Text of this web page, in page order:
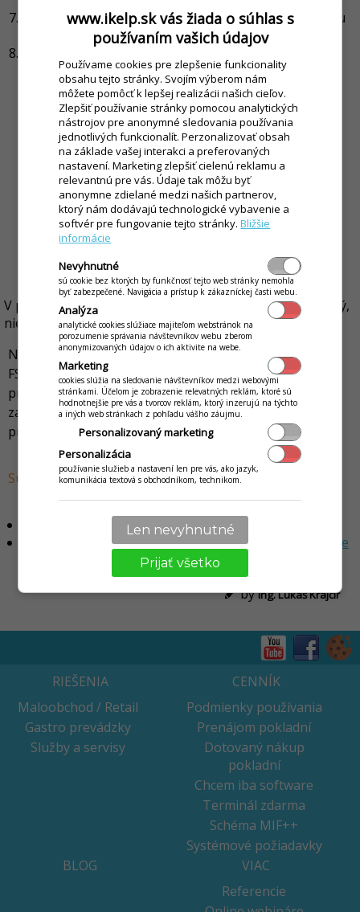
Vyberte zariadenie na ktoré ...vyberte výrobcu
daného zariadenia pre ktoré sa údaje nastavujú.
Po vyplnení údajov kliknite na tlačidloVYKONAJ
V prípade, že niektorý z povinných údajov nie je vyplnený,
nie je možné uvedené údaje uložiť.
Niektoré zariadenia ako napr. EFox musí byť na portáli
FS registrované ako prenosná pokladnica a len v tom
prípade je možné posielať tieto údaje. V prípade, že
zariadenie je na portáli FS nahlásené na konkrétnu
prevádzku, nie je potrebné tieto údaje vyplňovať.
Súvisiace návody
Predajné miesto a prenosná pokladnica e-kasa klient
Konfigurácia fiskálnej tlačiarne FiskalPro v POS Mobile
by Ing. Lukáš Krajčír
RIEŠENIA
Maloobchod / Retail
Gastro prevádzky
Služby a servisy
CENNÍK
Podmienky používania
Prenájom pokladní
Dotovaný nákup
pokladní
Chcem iba software
Terminál zdarma
Schéma MIF++
Systémové požiadavky
BLOG
VIAC
Referencie
www.ikelp.sk vás žiada o súhlas s
používaním vašich údajov
Používame cookies pre zlepšenie funkcionality
obsahu tejto stránky. Svojím výberom nám
môžete pomôcť k lepšej realizácii našich cieľov.
Zlepšiť používanie stránky pomocou analytických
nástrojov pre anonymné sledovania používania
jednotlivých funkcionalít. Perzonalizovať obsah
na základe vašej interakci a preferovaných
nastavení. Marketing zlepšiť cielenú reklamu a
relevantnú pre vás. Údaje tak môžu byť
anonymne zdielané medzi našich partnerov,
ktorý nám dodávajú technologické vybavenie a
softvér pre fungovanie tejto stránky.Bližšie
informácie
Nevyhnutné
sú cookie bez ktorých by funkčnosť tejto web stránky nemohla
byť zabezpečené. Navigácia a prístup k zákazníckej časti webu.
Analýza
analytické cookies slúžiace majiteľom webstránok na
porozumenie správania návštevníkov webu zberom
anonymizovaných údajov o ich aktivite na webe.
Marketing
cookies slúžia na sledovanie návštevníkov medzi webovými
stránkami. Účelom je zobrazenie relevatných reklám, ktoré sú
hodnotnejšie pre vás a tvorcov reklám, ktorý inzerujú na týchto
a iných web stránkach z pohľadu vášho záujmu.
Personalizovaný marketing
Personalizácia
používanie služieb a nastavení len pre vás, ako jazyk,
komunikácia textová s obchodníkom, technikom.
Len nevyhnutné
Prijať všetko